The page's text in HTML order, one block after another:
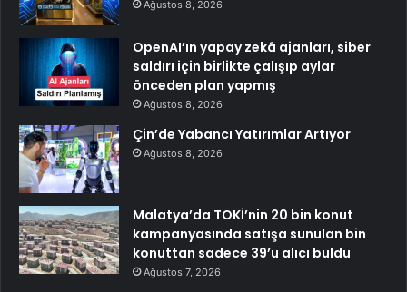
Ağustos 8, 2026
OpenAI’ın yapay zekâ ajanları, siber
saldırı için birlikte çalışıp aylar
önceden plan yapmış
Ağustos 8, 2026
Çin’de Yabancı Yatırımlar Artıyor
Ağustos 8, 2026
Malatya’da TOKİ’nin 20 bin konut
kampanyasında satışa sunulan bin
konuttan sadece 39’u alıcı buldu
Ağustos 7, 2026